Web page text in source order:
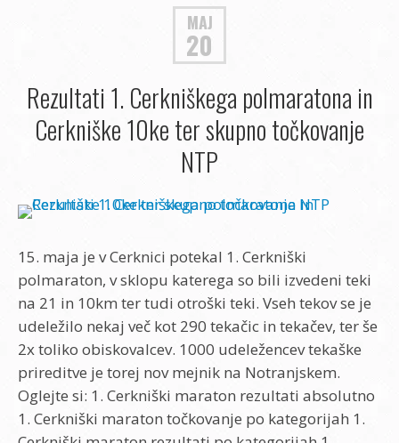
MAJ
20
Rezultati 1. Cerkniškega polmaratona in
Cerkniške 10ke ter skupno točkovanje
NTP
15. maja je v Cerknici potekal 1. Cerkniški
polmaraton, v sklopu katerega so bili izvedeni teki
na 21 in 10km ter tudi otroški teki. Vseh tekov se je
udeležilo nekaj več kot 290 tekačic in tekačev, ter še
2x toliko obiskovalcev. 1000 udeležencev tekaške
prireditve je torej nov mejnik na Notranjskem.
Oglejte si: 1. Cerkniški maraton rezultati absolutno
1. Cerkniški maraton točkovanje po kategorijah 1.